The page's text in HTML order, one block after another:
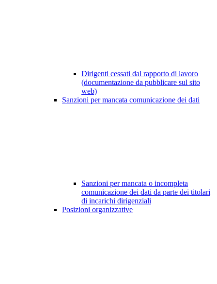
Dirigenti cessati dal rapporto di lavoro
(documentazione da pubblicare sul sito
web)
Sanzioni per mancata comunicazione dei dati
Sanzioni per mancata o incompleta
comunicazione dei dati da parte dei titolari
di incarichi dirigenziali
Posizioni organizzative